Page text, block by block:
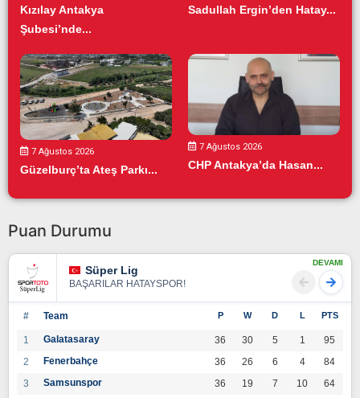
Kızılay Antakya
Şubesi’nde...
Sadullah Ergin’den Hatay...
7 Ağustos 2026
Güzelburç’ta Ateş Parkı...
7 Ağustos 2026
CHP Antakya’da Hasan...
Puan Durumu
Süper Lig
BAŞARILAR HATAYSPOR!
DEVAMI
# Team P W D L PTS
1 Galatasaray 36 30 5 1
95
2
Fenerbahçe 36 26 6 4
84
3
Samsunspor 36 19 7 10
64